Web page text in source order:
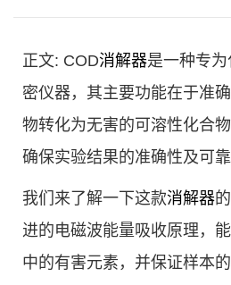
正文: COD消解器是一种专
密仪器，其主要功能在于准
物转化为无害的可溶性化合
确保实验结果的准确性及可靠
我们来了解一下这款消解器
进的电磁波能量吸收原理，
中的有害元素，并保证样本